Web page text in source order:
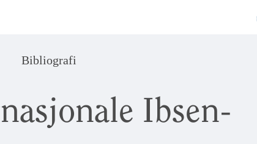
Bibliografi
Ibsen-